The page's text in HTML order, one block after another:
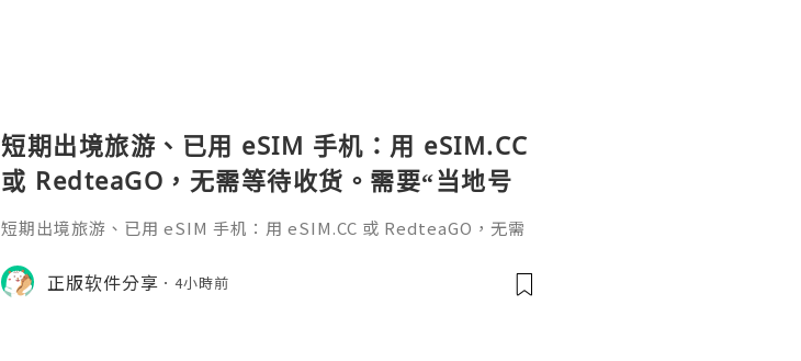
短期出境旅游、已用 eSIM 手机：用 eSIM.CC
或 RedteaGO，无需等待收货。需要“当地号
码 + 通话短信”（如打车、外卖、客户联
餐）。长
短期出境旅游、已用 eSIM 手机：用 eSIM.CC 或 RedteaGO，无需
络）：优先 RedteaGO（明确提供通话短信套餐）。长期多国移动办
公数字游民，或手机不支持 eSIM：用 Xesim，一次收货长期使用，
正版软件分享 4小時前